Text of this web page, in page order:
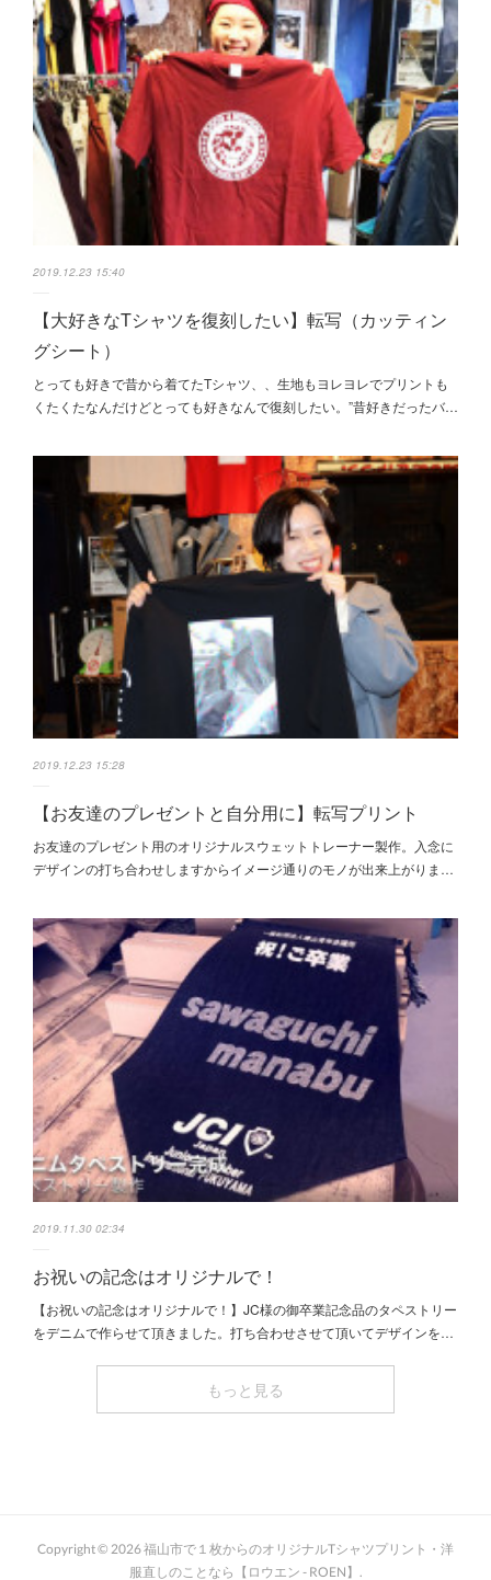
2019.12.23 15:40
【大好きなTシャツを復刻したい】転写（カッティン
グシート）
とっても好きで昔から着てたTシャツ、、生地もヨレヨレでプリントも
くたくたなんだけどとっても好きなんで復刻したい。”昔好きだったバ…
2019.12.23 15:28
【お友達のプレゼントと自分用に】転写プリント
お友達のプレゼント用のオリジナルスウェットトレーナー製作。入念に
デザインの打ち合わせしますからイメージ通りのモノが出来上がりま…
2019.11.30 02:34
お祝いの記念はオリジナルで！
【お祝いの記念はオリジナルで！】JC様の御卒業記念品のタペストリー
をデニムで作らせて頂きました。打ち合わせさせて頂いてデザインを…
もっと見る
Copyright © 2026福山市で１枚からのオリジナルTシャツプリント・洋
服直しのことなら【ロウエン - ROEN】 .